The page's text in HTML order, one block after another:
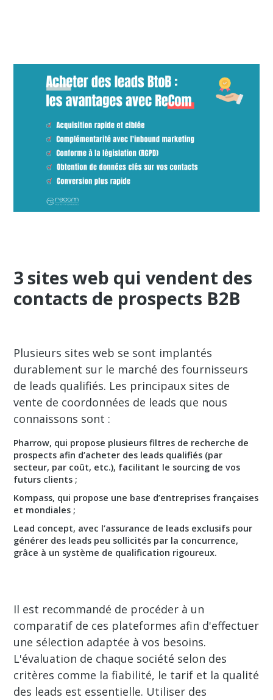
3 sites web qui vendent des
contacts de prospects B2B
Plusieurs sites web se sont implantés
durablement sur le marché des fournisseurs
de leads qualifiés. Les principaux sites de
vente de coordonnées de leads que nous
connaissons sont :
Pharrow, qui propose plusieurs filtres de recherche de
prospects afin d’acheter des leads qualifiés (par
secteur, par coût, etc.), facilitant le sourcing de vos
futurs clients ;
Kompass, qui propose une base d’entreprises françaises
et mondiales ;
Lead concept, avec l’assurance de leads exclusifs pour
générer des leads peu sollicités par la concurrence,
grâce à un système de qualification rigoureux.
Il est recommandé de procéder à un
comparatif de ces plateformes afin d'effectuer
une sélection adaptée à vos besoins.
L'évaluation de chaque société selon des
critères comme la fiabilité, le tarif et la qualité
des leads est essentielle. Utiliser des